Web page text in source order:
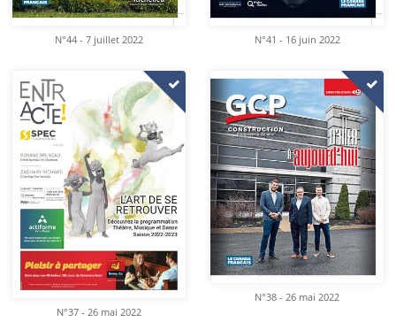
N°44 - 7 juillet 2022 N°41 - 16 juin 2022
N°37 - 26 mai 2022
N°38 - 26 mai 2022